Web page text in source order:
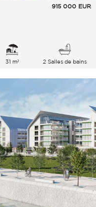
915 000 EUR
31 m² 2 Salles de bains